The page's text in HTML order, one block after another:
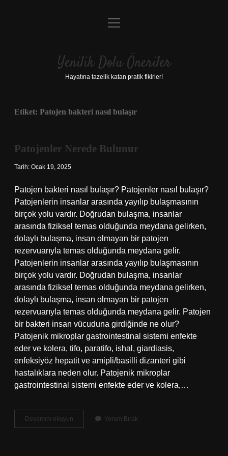
Anasayfa
Yasal Uyarı
menüyü
Yenilik Dolu Öneriler
Hayatına tazelik katan pratik fikirler!
Etiket: Patojen bakteri nasıl bulaşır
Patojenler Nerede Bulunur
Tarih: Ocak 19, 2025
Patojen bakteri nasıl bulaşır? Patojenler nasıl bulaşır?
Patojenlerin insanlar arasında yayılıp bulaşmasının
birçok yolu vardır. Doğrudan bulaşma, insanlar
arasında fiziksel temas olduğunda meydana gelirken,
dolaylı bulaşma, insan olmayan bir patojen
rezervuarıyla temas olduğunda meydana gelir.
Patojenlerin insanlar arasında yayılıp bulaşmasının
birçok yolu vardır. Doğrudan bulaşma, insanlar
arasında fiziksel temas olduğunda meydana gelirken,
dolaylı bulaşma, insan olmayan bir patojen
rezervuarıyla temas olduğunda meydana gelir. Patojen
bir bakteri insan vücuduna girdiğinde ne olur?
Patojenik mikroplar gastrointestinal sistemi enfekte
eder ve kolera, tifo, paratifo, ishal, giardiasis,
enfeksiyöz hepatit ve amipli/basilli dizanteri gibi
hastalıklara neden olur. Patojenik mikroplar
gastrointestinal sistemi enfekte eder ve kolera,…
Devamını okuyun Patojenler
Nerede
Yorum Bırak